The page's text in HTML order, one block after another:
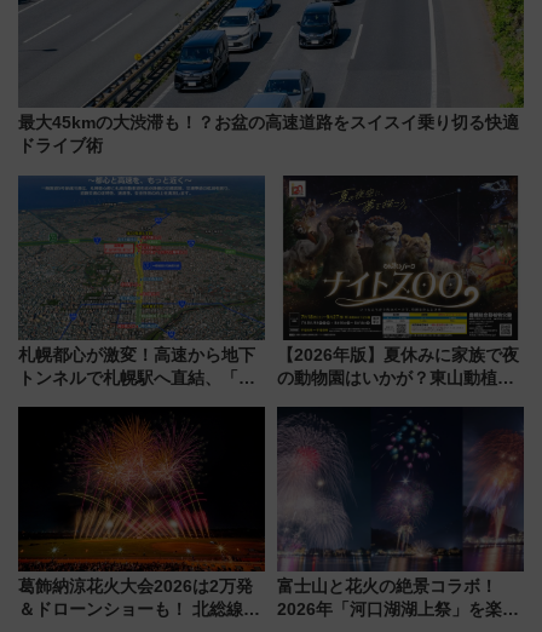
最大45kmの大渋滞も！？お盆の高速道路をスイスイ乗り切る快適
ドライブ術
札幌都心が激変！高速から地下
トンネルで札幌駅へ直結、「創
から本格着工、延長4.8km整備
事業の全貌
【2026年版】夏休みに家族で夜
の動物園はいかが？東山動植物
ZOO」開催情報
葛飾納涼花火大会2026は2万発
＆ドローンショーも！ 北総線を
富士山と花火の絶景コラボ！
2026年「河口湖湖上祭」を楽し